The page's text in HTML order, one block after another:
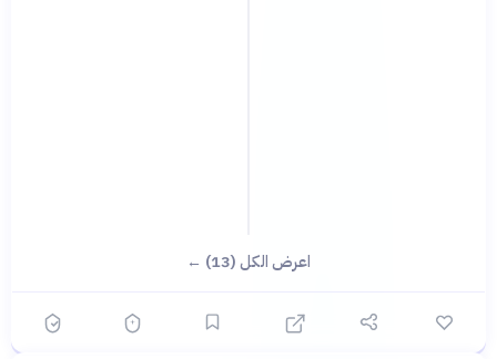
اعرض الكل (13) ←